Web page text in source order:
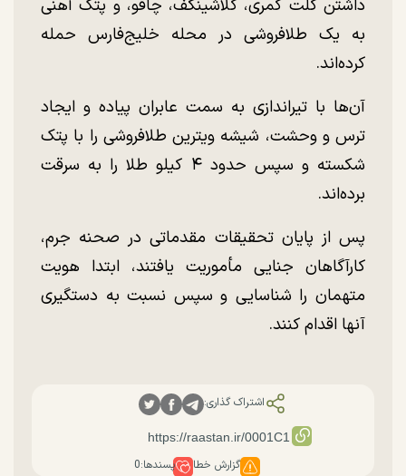
داشتن کلت کمری، کلاشینکف، چاقو، و پتک آهنی
به یک طلافروشی در محله خلیج‌فارس حمله
کرده‌اند.
آن‌ها با تیراندازی به سمت عابران پیاده و ایجاد
ترس و وحشت، شیشه ویترین طلافروشی را با پتک
شکسته و سپس حدود ۴ کیلو طلا را به سرقت
برده‌اند.
پس از پایان تحقیقات مقدماتی در صحنه جرم،
کارآگاهان جنایی مأموریت یافتند، ابتدا هویت
متهمان را شناسایی و سپس نسبت به دستگیری
آنها اقدام کنند.
اشتراک گذاری:
گزارش خطا پسندها:0